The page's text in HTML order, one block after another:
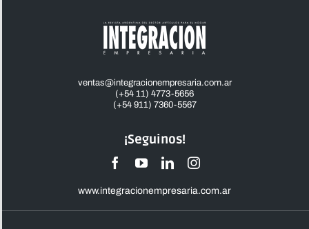
¡Seguinos!
www.integracionempresaria.com.ar
ventas@integracionempresaria.com.ar
(+54 11) 4773-5656
(+54 911) 7360-5567